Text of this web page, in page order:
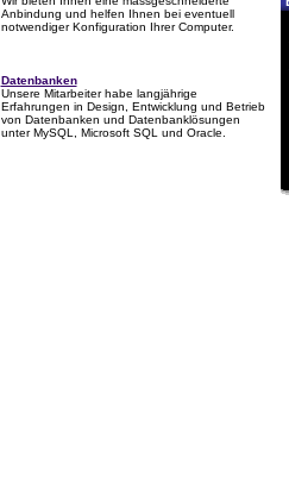
Anbindung und helfen Ihnen bei eventuell
notwendiger Konfiguration Ihrer Computer.
Datenbanken
Unsere Mitarbeiter habe langjährige
Erfahrungen in Design, Entwicklung und Betrieb
von Datenbanken und Datenbanklösungen
unter MySQL, Microsoft SQL und Oracle.